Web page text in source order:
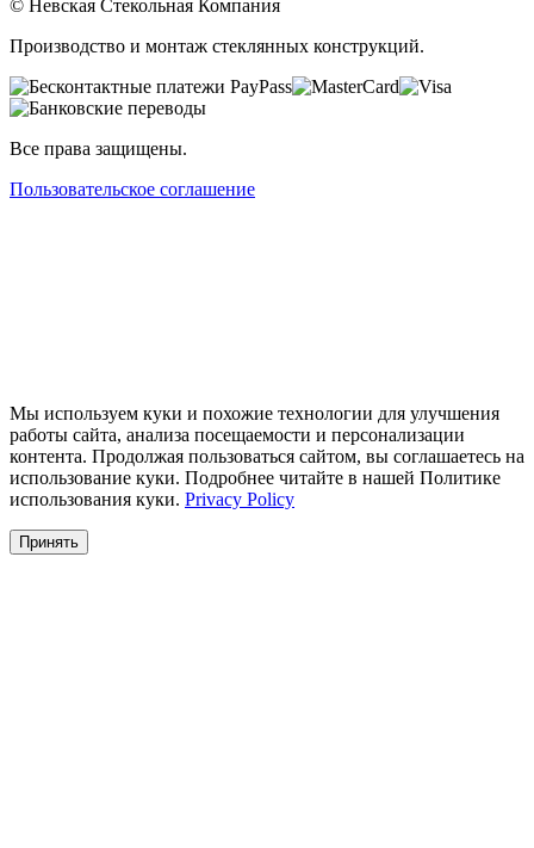
© Невская Стекольная Компания
Производство и монтаж стеклянных конструкций.
Все права защищены.
Пользовательское соглашение
Мы используем куки и похожие технологии для улучшения
работы сайта, анализа посещаемости и персонализации
контента. Продолжая пользоваться сайтом, вы соглашаетесь на
использование куки. Подробнее читайте в нашей Политике
использования куки. Privacy Policy
Принять